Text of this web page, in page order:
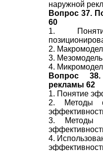
наружной
Вопрос 37.
60
1.
2.
3.
4.
Вопрос
рекламы 62
1. Понятие
2. Методы
3. Методы
4.